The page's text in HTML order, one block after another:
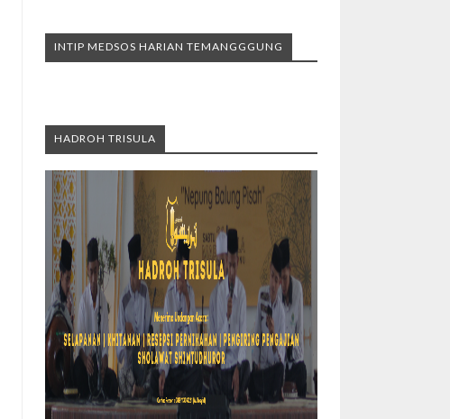
INTIP MEDSOS HARIAN TEMANGGGUNG
HADROH TRISULA